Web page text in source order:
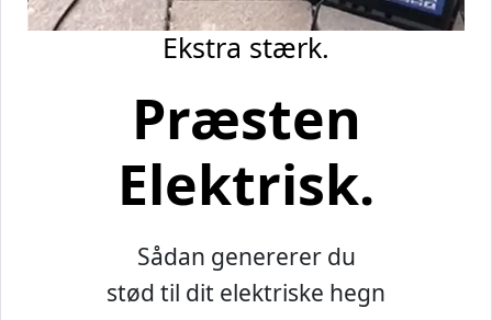
Ekstra stærk.
Præsten
Elektrisk.
Sådan genererer du
stød til dit elektriske hegn